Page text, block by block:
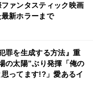
ァンタスティック映画
新ホラーまで
罪を生成する方法』重
の太陽”ぶり発揮「俺の
ってます!?」愛あるイ